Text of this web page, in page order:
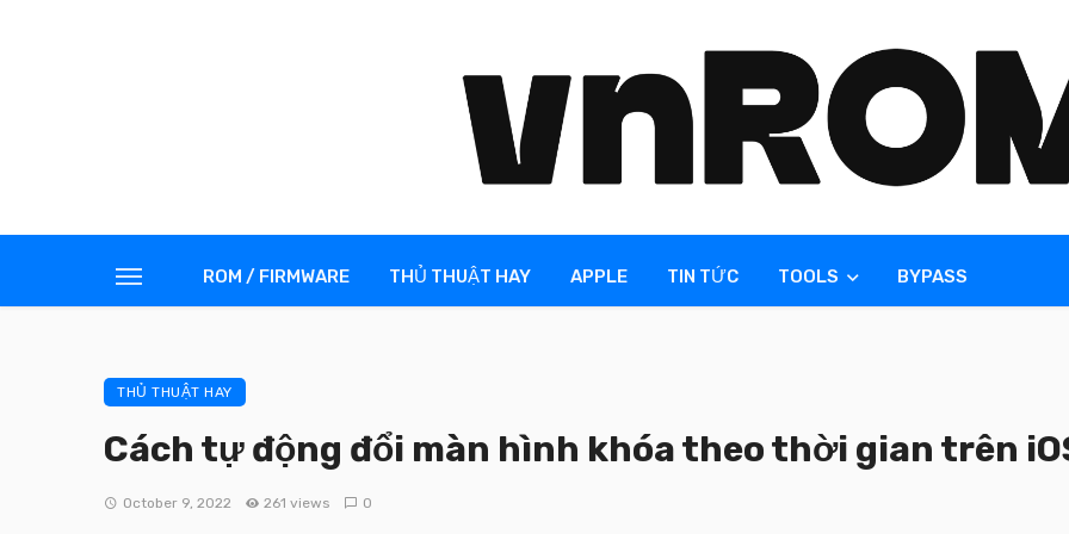
ROM / FIRMWARE THỦ THUẬT HAY APPLE TIN TỨC TOOLS BYPASS
THỦ THUẬT HAY
Cách tự động đổi màn hình khóa theo thời gian trên
October 9, 2022 261 views 0